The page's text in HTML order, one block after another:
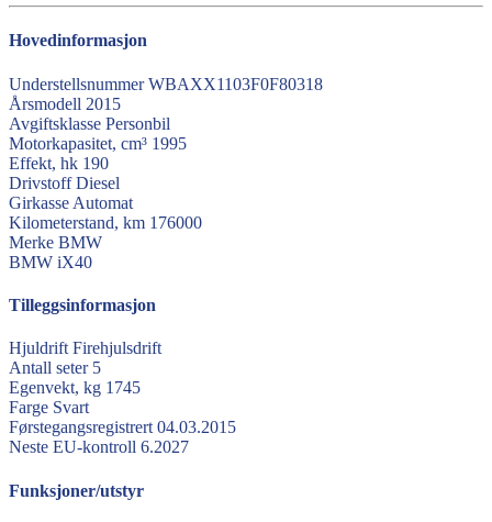
Hovedinformasjon
Understellsnummer WBAXX1103F0F80318
Årsmodell 2015
Avgiftsklasse Personbil
Motorkapasitet, cm³ 1995
Effekt, hk 190
Drivstoff Diesel
Girkasse Automat
Kilometerstand, km 176000
Merke BMW
BMW iX40
Tilleggsinformasjon
Hjuldrift Firehjulsdrift
Antall seter 5
Egenvekt, kg 1745
Farge Svart
Førstegangsregistrert 04.03.2015
Neste EU-kontroll 6.2027
Funksjoner/utstyr